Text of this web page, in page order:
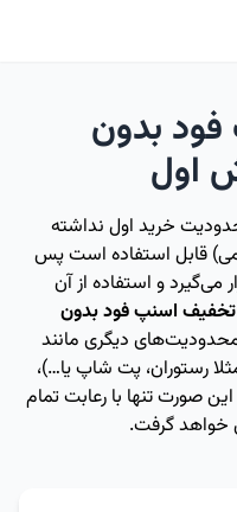
بدون
اول
خرید اول نداشته
قابل استفاده است پس
می‌گیرد و استفاده از آن
اسنپ فود بدون
دیگری مانند
رستوران، پت شاپ یا…)،
صورت تنها با رعابت تمام
خواهد گرفت.